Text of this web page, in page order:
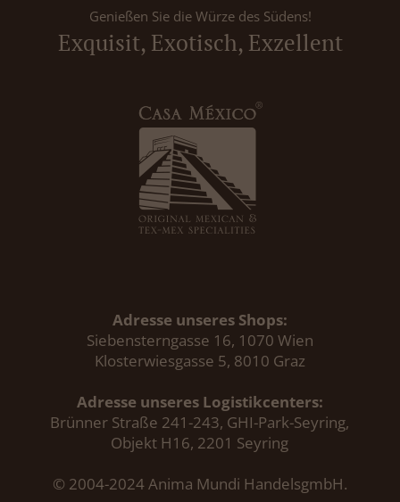
Genießen Sie die Würze des Südens!
Exquisit, Exotisch, Exzellent
Adresse unseres Shops:
Siebensterngasse 16, 1070 Wien
Klosterwiesgasse 5, 8010 Graz
Adresse unseres Logistikcenters:
Brünner Straße 241-243, GHI-Park-Seyring,
Objekt H16, 2201 Seyring
© 2004-2024 Anima Mundi HandelsgmbH.